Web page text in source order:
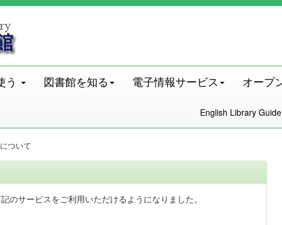
う 図書館を知る 電子情報サービス オープ
English Library Guide
ついて
のサービスをご利用いただけるようになりました。